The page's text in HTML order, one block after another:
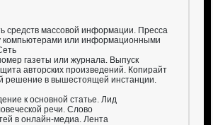
средств массовой информации. Пресса
компьютерами или информационными
газеты или журнала. Выпуск
авторских произведений. Копирайт
в вышестоящей инстанции.
к основной статье. Лид
речи. Слово
в онлайн-медиа. Лента